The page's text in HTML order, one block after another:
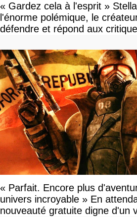
« Gardez cela à l'esprit »
l'énorme polémique, le
défendre et répond aux
« Parfait. Encore plus
univers incroyable » En
nouveauté gratuite digne d'un